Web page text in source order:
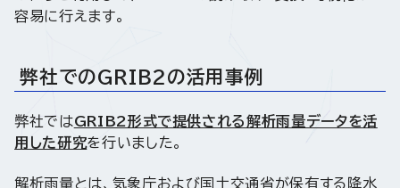
容易に行えます。
弊社でのGRIB2の活用事例
弊社ではGRIB2形式で提供される解析雨量データを活
用した研究を行いました。
解析雨量とは、気象庁および国土交通省が保有する降水